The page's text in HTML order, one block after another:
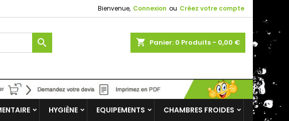
Bienvenue, Connexion ou Créez votre compte
shopping_cart Panier: 0 Produits - 0,00 €

HYGIÈNE EQUIPEMENTS CHAMBRES FROIDES